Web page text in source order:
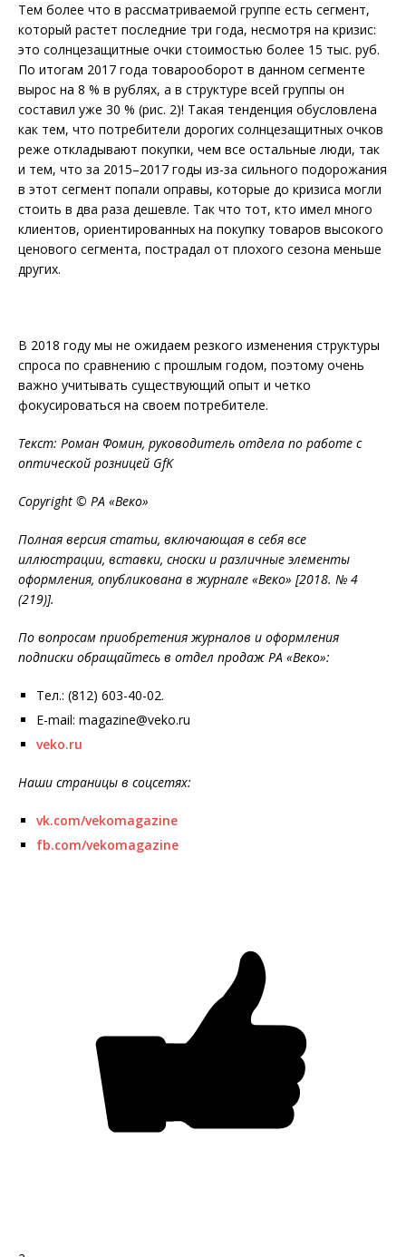
Тем более что в рассматриваемой группе есть сегмент,
который растет последние три года, несмотря на кризис:
это солнцезащитные очки стоимостью более 15 тыс. руб.
По итогам 2017 года товарооборот в данном сегменте
вырос на 8 % в рублях, а в структуре всей группы он
составил уже 30 % (рис. 2)! Такая тенденция обусловлена
как тем, что потребители дорогих солнцезащитных очков
реже откладывают покупки, чем все остальные люди, так
и тем, что за 2015–2017 годы из-за сильного подорожания
в этот сегмент попали оправы, которые до кризиса могли
стоить в два раза дешевле. Так что тот, кто имел много
клиентов, ориентированных на покупку товаров высокого
ценового сегмента, пострадал от плохого сезона меньше
других.
В 2018 году мы не ожидаем резкого изменения структуры
спроса по сравнению с прошлым годом, поэтому очень
важно учитывать существующий опыт и четко
фокусироваться на своем потребителе.
Текст: Роман Фомин, руководитель отдела по работе с
оптической розницей GfK
Copyright © РА «Веко»
Полная версия статьи, включающая в себя все
иллюстрации, вставки, сноски и различные элементы
оформления, опубликована в журнале «Веко» [2018. № 4
(219)].
По вопросам приобретения журналов и оформления
подписки обращайтесь в отдел продаж РА «Веко»:
Тел.: (812) 603-40-02.
E-mail: magazine@veko.ru
veko.ru
Наши страницы в соцсетях:
vk.com/vekomagazine
fb.com/vekomagazine